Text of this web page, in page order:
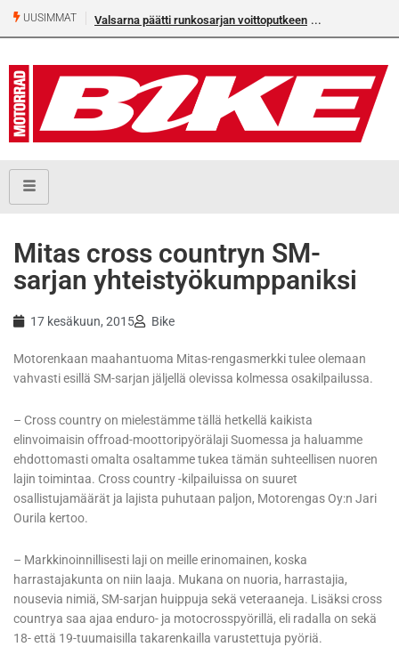
UUSIMMAT Valsarna päätti runkosarjan voittoputkeen
Mitas cross countryn SM-
sarjan yhteistyökumppaniksi
17 kesäkuun, 2015 Bike
Motorenkaan maahantuoma Mitas-rengasmerkki tulee olemaan
vahvasti esillä SM-sarjan jäljellä olevissa kolmessa osakilpailussa.
– Cross country on mielestämme tällä hetkellä kaikista
elinvoimaisin offroad-moottoripyörälaji Suomessa ja haluamme
ehdottomasti omalta osaltamme tukea tämän suhteellisen nuoren
lajin toimintaa. Cross country -kilpailuissa on suuret
osallistujamäärät ja lajista puhutaan paljon, Motorengas Oy:n Jari
Ourila kertoo.
– Markkinoinnillisesti laji on meille erinomainen, koska
harrastajakunta on niin laaja. Mukana on nuoria, harrastajia,
nousevia nimiä, SM-sarjan huippuja sekä veteraaneja. Lisäksi cross
countrya saa ajaa enduro- ja motocrosspyörillä, eli radalla on sekä
18- että 19-tuumaisilla takarenkailla varustettuja pyöriä.